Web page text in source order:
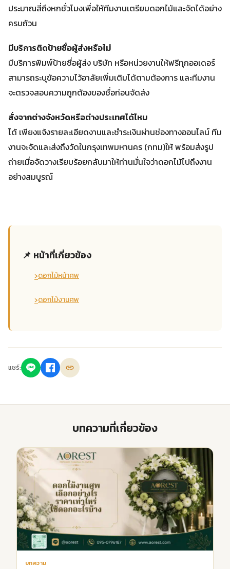
ประมาณสี่ถึงหกชั่วโมงเพื่อให้ทีมงานเตรียมดอกไม้และจัดได้อย่าง
ครบถ้วน
มีบริการติดป้ายชื่อผู้ส่งหรือไม่
มีบริการพิมพ์ป้ายชื่อผู้ส่ง บริษัท หรือหน่วยงานให้ฟรีทุกออเดอร์
สามารถระบุข้อความไว้อาลัยเพิ่มเติมได้ตามต้องการ และทีมงาน
จะตรวจสอบความถูกต้องของชื่อก่อนจัดส่ง
สั่งจากต่างจังหวัดหรือต่างประเทศได้ไหม
ได้ เพียงแจ้งรายละเอียดงานและชำระเงินผ่านช่องทางออนไลน์ ทีม
งานจะจัดและส่งถึงวัดในกรุงเทพมหานคร (กทม)ให้ พร้อมส่งรูป
ถ่ายเมื่อจัดวางเรียบร้อยกลับมาให้ท่านมั่นใจว่าดอกไม้ไปถึงงาน
อย่างสมบูรณ์
📌 หน้าที่เกี่ยวข้อง
›ดอกไม้หน้าศพ
›ดอกไม้งานศพ
แชร์:
บทความที่เกี่ยวข้อง
บทความ